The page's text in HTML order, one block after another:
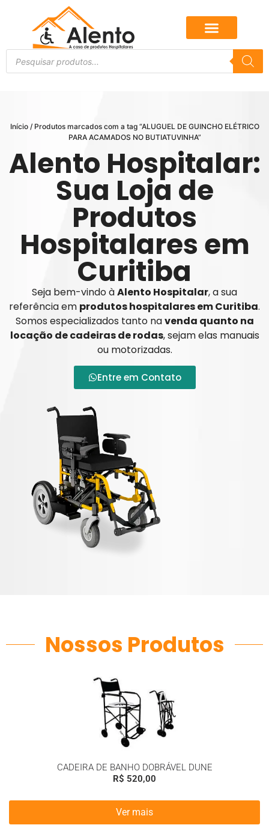
Início/ Produtos marcados com a tag “ALUGUEL DE GUINCHO ELÉTRICO
PARA ACAMADOS NO BUTIATUVINHA”
Alento Hospitalar:
Sua Loja de
Produtos
Hospitalares em
Curitiba
Seja bem-vindo àAlento Hospitalar, a sua
referência em produtos hospitalares em Curitiba.
Somos especializados tanto navenda quanto na
locação de cadeiras de rodas, sejam elas manuais
ou motorizadas.
Entre em Contato
Nossos Produtos
CADEIRA DE BANHO DOBRÁVEL DUNE
R$ 520,00
Ver mais